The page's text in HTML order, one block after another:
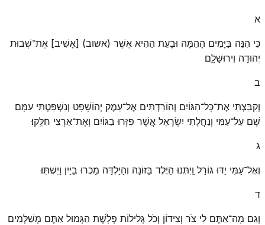
א
כִּי הִנֵּה בַּיָּמִים הָהֵמָּה וּבָעֵת הַהִיא אֲשֶׁר (אשוב) [אָשִׁיב] אֶת־שְׁבוּת
יְהוּדָה וִירוּשָׁלָֽ͏ִם׃
ב
וְקִבַּצְתִּי אֶת־כׇּל־הַגּוֹיִם וְהוֹרַדְתִּים אֶל־עֵמֶק יְהוֹשָׁפָט וְנִשְׁפַּטְתִּי עִמָּם
שָׁם עַל־עַמִּי וְנַחֲלָתִי יִשְׂרָאֵל אֲשֶׁר פִּזְּרוּ בַגּוֹיִם וְאֶת־אַרְצִי חִלֵּֽקוּ׃
ג
וְאֶל־עַמִּי יַדּוּ גוֹרָל וַֽיִּתְּנוּ הַיֶּלֶד בַּזּוֹנָה וְהַיַּלְדָּה מָכְרוּ בַיַּיִן וַיִּשְׁתּֽוּ׃
ד
וְגַם מָה־אַתֶּם לִי צֹר וְצִידוֹן וְכֹל גְּלִילוֹת פְּלָשֶׁת הַגְּמוּל אַתֶּם מְשַׁלְּמִים